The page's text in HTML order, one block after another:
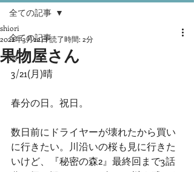
全ての記事
本
全ての記事
果物屋さん
shiori
2022年3月22日読了時間: 2分
3/21(月)晴
春分の日。祝日。
数日前にドライヤーが壊れたから買い
に行きたい。川沿いの桜も見に行きた
いけど、『秘密の森2』最終回まで3話